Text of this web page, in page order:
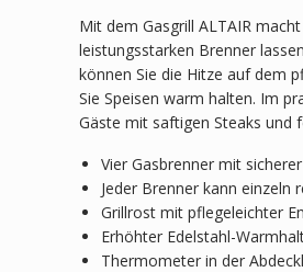
Mit dem Gasgrill ALTAIR
leistungsstarken Brenner
können Sie die Hitze auf dem
Sie Speisen warm halten. Im
Gäste mit saftigen Steaks und
Vier Gasbrenner mit
Jeder Brenner kann einzeln
Grillrost mit pflegeleichter
Erhöhter Edelstahl-
Thermometer in der